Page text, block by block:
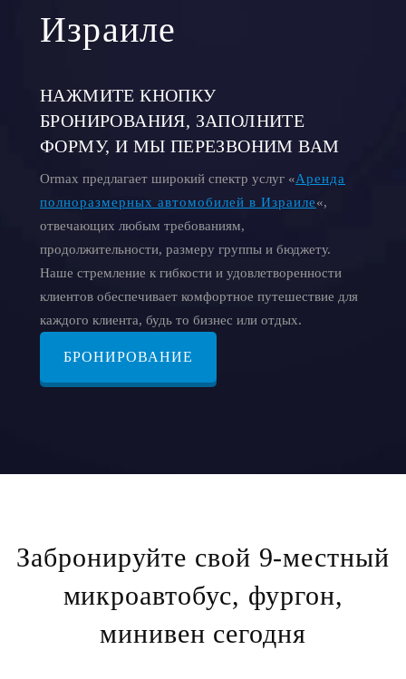
Израиле
НАЖМИТЕ КНОПКУ
БРОНИРОВАНИЯ, ЗАПОЛНИТЕ
ФОРМУ, И МЫ ПЕРЕЗВОНИМ ВАМ
Ormax предлагает широкий спектр услуг «Аренда
полноразмерных автомобилей в Израиле«,
отвечающих любым требованиям,
продолжительности, размеру группы и бюджету.
Наше стремление к гибкости и удовлетворенности
клиентов обеспечивает комфортное путешествие для
каждого клиента, будь то бизнес или отдых.
БРОНИРОВАНИЕ
Забронируйте свой 9-местный
микроавтобус, фургон,
минивен сегодня